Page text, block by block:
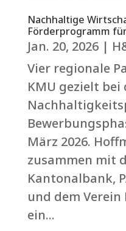
Nachhaltige
Förderprogramm
Jan. 20, 2026|
Vier regionale
KMU gezielt
März 2026.
zusammen mit
Kantonalbank,
und dem Verein
ein...